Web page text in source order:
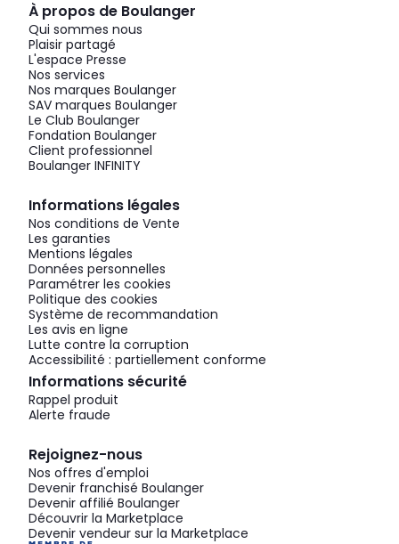
À propos de Boulanger
Qui sommes nous
Plaisir partagé
L'espace Presse
Nos services
Nos marques Boulanger
SAV marques Boulanger
Le Club Boulanger
Fondation Boulanger
Client professionnel
Boulanger INFINITY
Informations légales
Nos conditions de Vente
Les garanties
Mentions légales
Données personnelles
Paramétrer les cookies
Politique des cookies
Système de recommandation
Les avis en ligne
Lutte contre la corruption
Accessibilité : partiellement conforme
Informations sécurité
Rappel produit
Alerte fraude
Rejoignez-nous
Nos offres d'emploi
Devenir franchisé Boulanger
Devenir affilié Boulanger
Découvrir la Marketplace
Devenir vendeur sur la Marketplace